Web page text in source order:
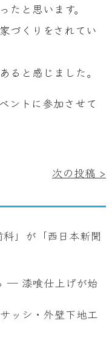
たと思います。
づくりをされてい
ると感じました。
ントに参加させて
次の投稿 >
」が「西日本新聞
― 漆喰仕上げが始
ッシ・外壁下地工